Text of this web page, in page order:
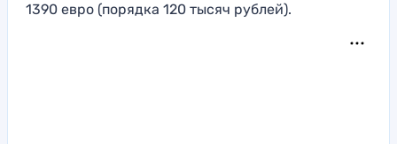
1390 евро (порядка 120 тысяч рублей).